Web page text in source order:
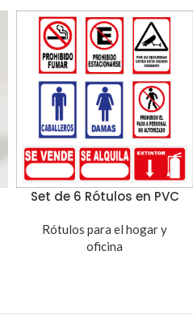
Set de 6 Rótulos en PVC
Rótulos para el hogar y
oficina